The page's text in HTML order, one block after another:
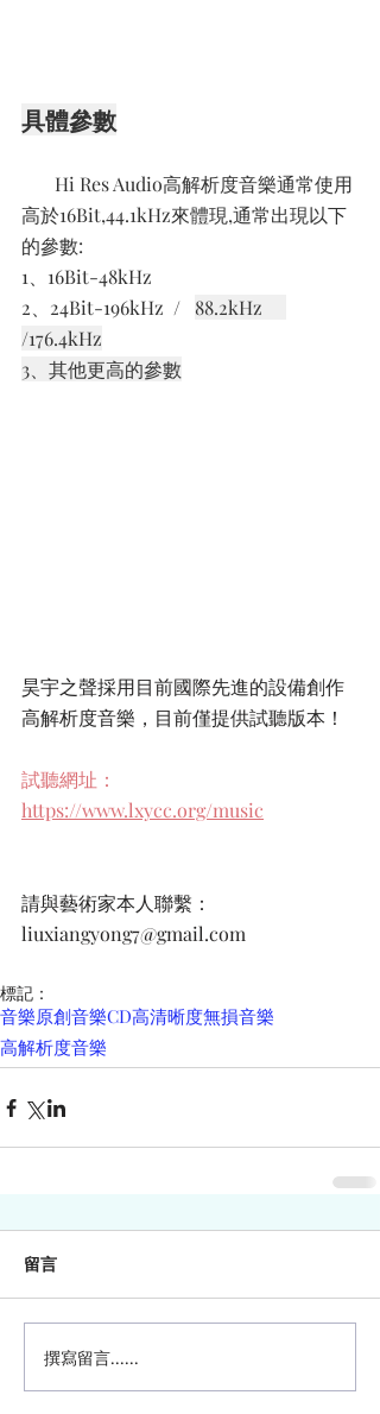
具體參數
高於16Bit,44.1kHz來體現,通常出現以下
的參數:
1、16Bit-48kHz
2、24Bit-196kHz  / 88.2kHz
/176.4kHz
3、其他更高的參數
昊宇之聲採用目前國際先進的設備創作
高解析度音樂，目前僅提供試聽版本！
試聽網址：
https://www.lxycc.org/music
請與藝術家本人聯繫：
liuxiangyong7@gmail.com
標記：
音樂原創音樂CD高清晰度無損音樂
高解析度音樂
留言
撰寫留言......